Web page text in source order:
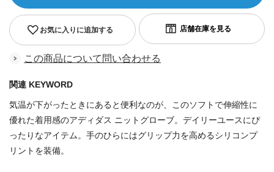
お気に入りに追加する
この商品について問い合わせる
関連 KEYWORD
気温が下がったときにあると便利なのが、このソフトで伸縮性に
優れた着用感のアディダス ニットグローブ。デイリーユースにぴ
ったりなアイテム。手のひらにはグリップ力を高めるシリコンプ
リントを装備。